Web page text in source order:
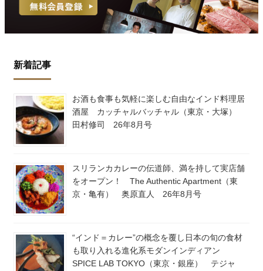
新着記事
お酒も食事も気軽に楽しむ自由なインド料理居
酒屋 カッチャルバッチャル（東京・大塚）
田村修司 26年8月号
スリランカカレーの伝道師、満を持して実店舗
をオープン！ The Authentic Apartment（東
京・亀有） 奥原直人 26年8月号
“インド＝カレー”の概念を覆し日本の旬の食材
も取り入れる進化系モダンインディアン
SPICE LAB TOKYO（東京・銀座） テジャ